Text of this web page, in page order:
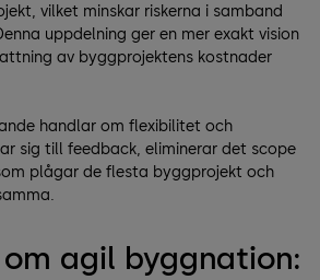
vilket minskar riskerna i samband
uppdelning ger en mer exakt vision
av byggprojektens kostnader
handlar om flexibilitet och
sig till feedback, eliminerar det scope
plågar de flesta byggprojekt och
agil byggnation: